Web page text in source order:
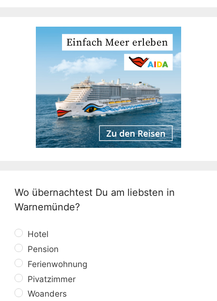
Wo übernachtest Du am liebsten in
Warnemünde?
Hotel
Pension
Ferienwohnung
Pivatzimmer
Woanders